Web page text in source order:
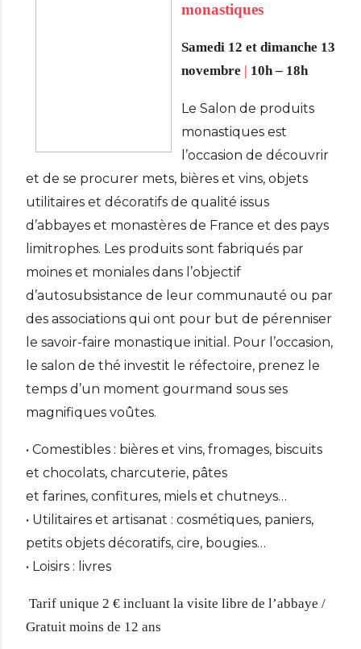
monastiques
Samedi 12 et dimanche 13
novembre
10h – 18h
Le Salon de produits
monastiques est
l’occasion de découvrir
et de se procurer mets, bières et vins, objets
utilitaires et décoratifs de qualité issus
d’abbayes et monastères de France et des pays
limitrophes. Les produits sont fabriqués par
moines et moniales dans l’objectif
d’autosubsistance de leur communauté ou par
des associations qui ont pour but de pérenniser
le savoir-faire monastique initial. Pour l’occasion,
le salon de thé investit le réfectoire, prenez le
temps d’un moment gourmand sous ses
magnifiques voûtes.
• Comestibles : bières et vins, fromages, biscuits
et chocolats, charcuterie, pâtes
et farines, confitures, miels et chutneys…
• Utilitaires et artisanat : cosmétiques, paniers,
petits objets décoratifs, cire, bougies…
• Loisirs : livres
Tarif unique 2 € incluant la visite libre de l’abbaye /
Gratuit moins de 12 ans